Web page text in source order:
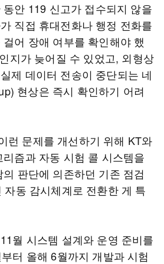
안 119 신고가 접수되지 않을
직접 휴대전화나 행정 전화를
어 장애 여부를 확인해야 했
지가 늦어질 수 있었고, 외형상
제 데이터 전송이 중단되는 네
현상은 즉시 확인하기 어려
런 문제를 개선하기 위해 KT와
즘과 자동 시험 콜 시스템을
판단에 의존하던 기존 점검
자동 감시체계로 전환한 게 특
월 시스템 설계와 운영 준비를
터 올해 6월까지 개발과 시험